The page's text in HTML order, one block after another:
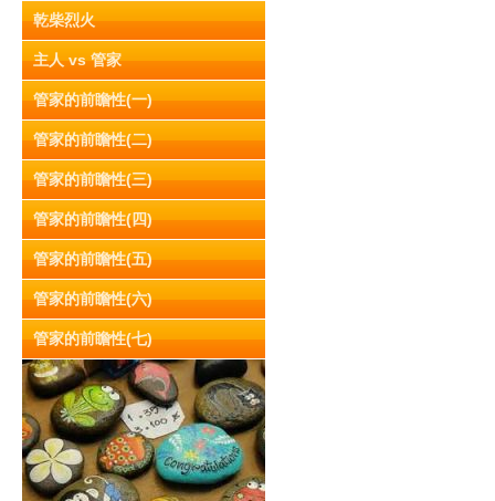
乾柴烈火
主人 vs 管家
管家的前瞻性(一)
管家的前瞻性(二)
管家的前瞻性(三)
管家的前瞻性(四)
管家的前瞻性(五)
管家的前瞻性(六)
管家的前瞻性(七)